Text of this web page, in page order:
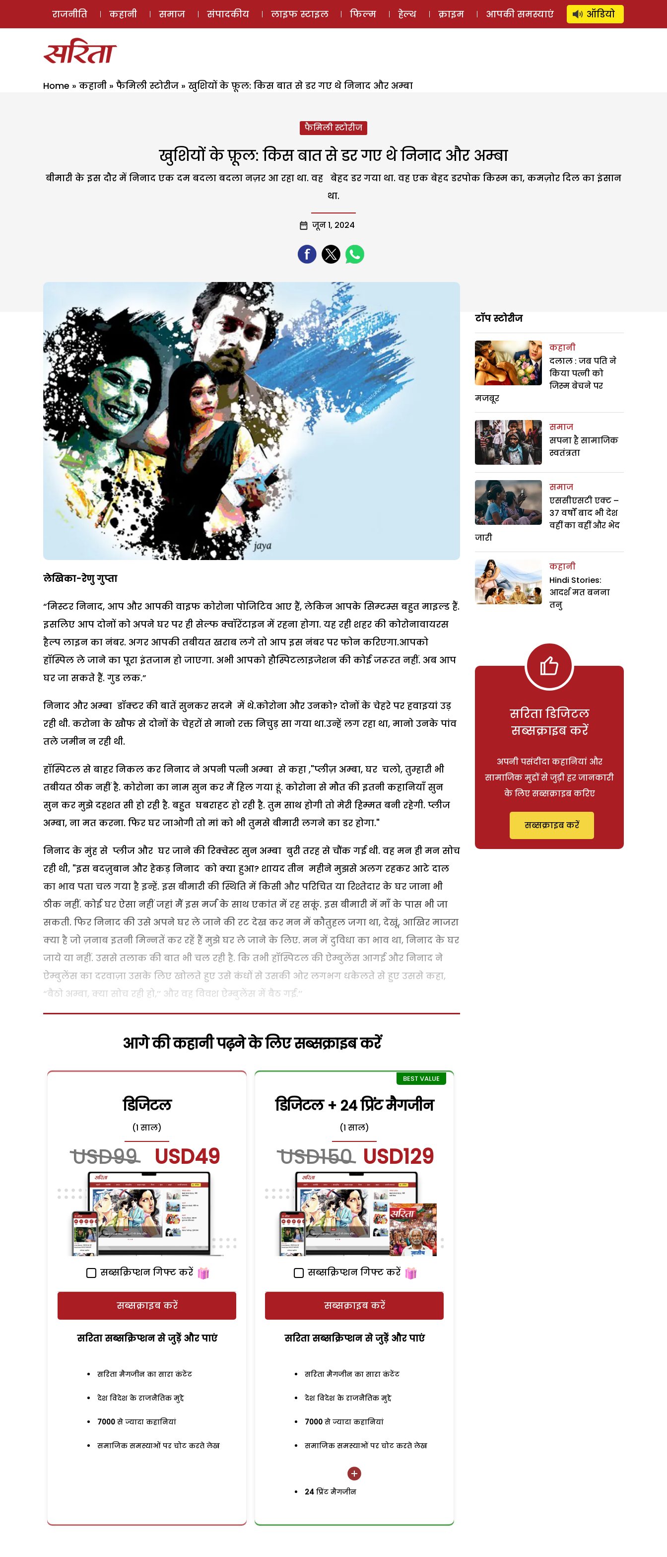
ई-मैगज़ीन ऑडियो स्टोरी लॉग इन ⚲ SUBSCRIBE
राजनीति कहानी समाज संपादकीय लाइफ स्टाइल फिल्म हेल्थ क्राइम आपकी समस्याएं ऑडियो
Home » कहानी » फैमिली स्टोरीज » खुशियों के फ़ूल: किस बात से डर गए थे निनाद और अम्बा
फैमिली स्टोरीज
खुशियों के फ़ूल: किस बात से डर गए थे निनाद और अम्बा
बीमारी के इस दौर में निनाद एक दम बदला बदला नज़र आ रहा था. वह बेहद डर गया था. वह एक बेहद डरपोक किस्म का, कमज़ोर दिल का इंसान
था.
जून 1, 2024
लेखिका-रेणु गुप्ता
“मिस्टर निनाद, आप और आपकी वाइफ कोरोना पोजिटिव आए हैं, लेकिन आपके सिम्टम्स बहुत माइल्ड हैं.
इसलिए आप दोनों को अपने घर पर ही सेल्फ क्वॉरेंटाइन में रहना होगा. यह रही शहर की कोरोनावायरस
हैल्प लाइन का नंबर. अगर आपकी तबीयत खराब लगे तो आप इस नंबर पर फोन करिएगा.आपको
हॉस्पिल ले जाने का पूरा इंतजाम हो जाएगा. अभी आपको हौस्पिटलाइजेशन की कोई जरूरत नहीं. अब आप
घर जा सकते हैं. गुड लक.”
निनाद और अम्बा डॉक्टर की बातें सुनकर सदमे में थे.कोरोना और उनको? दोनों के चेहरे पर हवाइयां उड़
रही थी. करोना के खौफ से दोनों के चेहरों से मानो रक्त निचुड़ सा गया था.उन्हें लग रहा था, मानो उनके पांव
तले जमीन न रही थी.
हॉस्पिटल से बाहर निकल कर निनाद ने अपनी पत्नी अम्बा से कहा ,"प्लीज़ अम्बा, घर चलो, तुम्हारी भी
तबीयत ठीक नहीं है. कोरोना का नाम सुन कर मैं हिल गया हूं. कोरोना से मौत की इतनी कहानियाँ सुन
सुन कर मुझे दहशत सी हो रही है. बहुत घबराहट हो रही है. तुम साथ होगी तो मेरी हिम्मत बनी रहेगी. प्लीज
अम्बा, ना मत करना. फिर घर जाओगी तो मां को भी तुमसे बीमारी लगने का डर होगा."
निनाद के मुंह से प्लीज और घर जाने की रिक्वेस्ट सुन अम्बा बुरी तरह से चौंक गई थी. वह मन ही मन सोच
रही थी, "इस बदज़ुबान और हेकड़ निनाद को क्या हुआ? शायद तीन महीने मुझसे अलग रहकर आटे दाल
का भाव पता चल गया है इन्हें. इस बीमारी की स्थिति में किसी और परिचित या रिश्तेदार के घर जाना भी
ठीक नहीं. कोई घर ऐसा नहीं जहां मैं इस मर्ज के साथ एकांत में रह सकूं. इस बीमारी में माँ के पास भी जा
सकती. फिर निनाद की उसे अपने घर ले जाने की रट देख कर मन में कौतुहल जगा था, देखूं, आखिर माजरा
क्या है जो ज़नाब इतनी मिन्नतें कर रहें हैं मुझे घर ले जाने के लिए. मन में दुविधा का भाव था, निनाद के घर
जाये या नहीं. उससे तलाक की बात भी चल रही है. कि तभी हॉस्पिटल की ऐम्बुलेंस आगई और निनाद ने
ऐम्बुलेंस का दरवाज़ा उसके लिए खोलते हुए उसे कंधों से उसकी ओर लगभग धकेलते से हुए उससे कहा,
“बैठो अम्बा, क्या सोच रही हो,’’ और वह विवश ऐम्बुलेंस में बैठ गई.’’
आगे की कहानी पढ़ने के लिए सब्सक्राइब करें
डिजिटल
(1 साल)
USD99 USD49
सब्सक्रिप्शन गिफ्ट करें
सब्सक्राइब करें
सरिता सब्सक्रिप्शन से जुड़ेें और पाएं
सरिता मैगजीन का सारा कंटेंट
देश विदेश के राजनैतिक मुद्दे
7000 से ज्यादा कहानियां
समाजिक समस्याओं पर चोट करते लेख
डिजिटल + 24 प्रिंट मैगजीन
(1 साल)
USD150 USD129
सब्सक्रिप्शन गिफ्ट करें
सब्सक्राइब करें
सरिता सब्सक्रिप्शन से जुड़ेें और पाएं
सरिता मैगजीन का सारा कंटेंट
देश विदेश के राजनैतिक मुद्दे
7000 से ज्यादा कहानियां
समाजिक समस्याओं पर चोट करते लेख
24 प्रिंट मैगजीन
टॉप स्टोरीज
कहानी
दलाल : जब पति ने
किया पत्नी को
जिस्म बेचने पर
मजबूर
समाज
सपना है सामाजिक
स्वतंत्रता
समाज
एससीएसटी एक्ट –
37 वर्षों बाद भी देश
वहीं का वहीं और भेद
जारी
कहानी
Hindi Stories:
आदर्श मत बनना
तनु
सरिता डिजिटल
सब्सक्राइब करें
अपनी पसंदीदा कहानियां और
सामाजिक मुद्दों से जुड़ी हर जानकारी
के लिए सब्सक्राइब करिए
सब्सक्राइब करें